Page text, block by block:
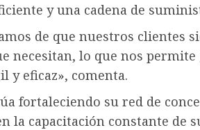
y una cadena de
de que nuestros clientes
necesitan, lo que nos
y eficaz», comenta.
fortaleciendo su red de
la capacitación constante de